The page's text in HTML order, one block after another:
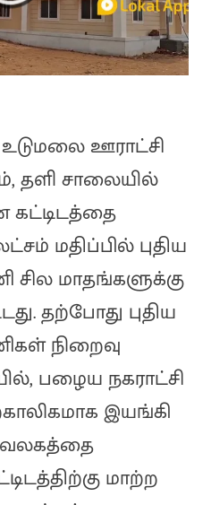
உடுமலை ஊராட்சி
தளி சாலையில்
மதிப்பில் புதிய
சில மாதங்களுக்கு
தற்போது புதிய
நிறைவு
பழைய நகராட்சி
இயங்கி
மாற்ற